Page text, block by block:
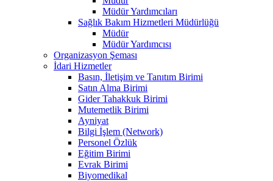
Müdür Yardımcıları
Sağlık Bakım Hizmetleri Müdürlüğü
Müdür
Müdür Yardımcısı
Organizasyon Şeması
İdari Hizmetler
Basın, İletişim ve Tanıtım Birimi
Satın Alma Birimi
Gider Tahakkuk Birimi
Mutemetlik Birimi
Ayniyat
Bilgi İşlem (Network)
Personel Özlük
Eğitim Birimi
Evrak Birimi
Biyomedikal